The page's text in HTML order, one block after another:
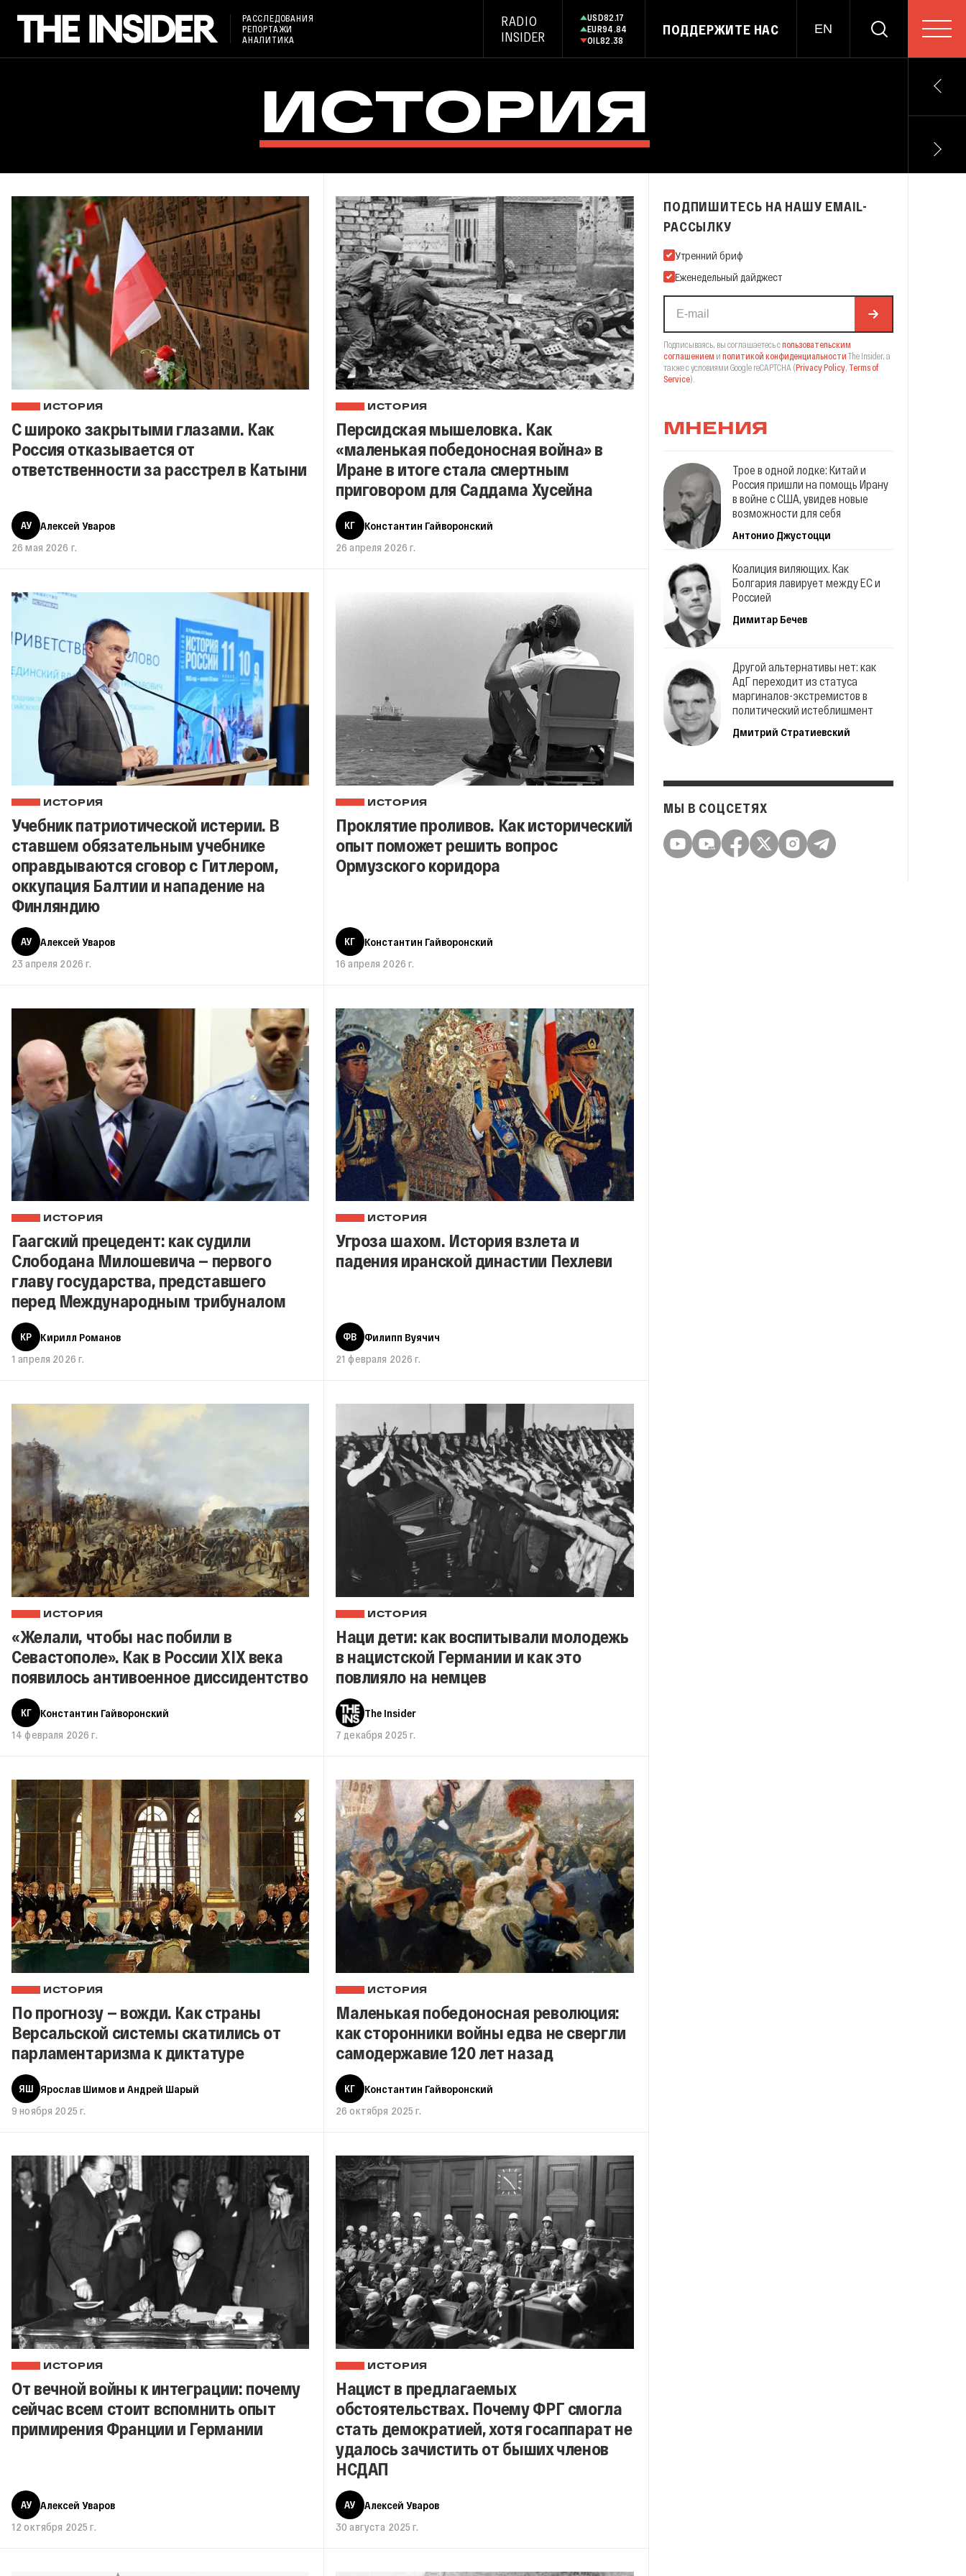
РАССЛЕДОВАНИЯ
РЕПОРТАЖИ
АНАЛИТИКА
RADIO
INSIDER
USD82.17
EUR94.84
OIL82.38
ПОДДЕРЖИТЕ НАС EN
ИСТОРИЯ
ИСТОРИЯ
С широко закрытыми глазами. Как
Россия отказывается от
ответственности за расстрел в Катыни
АУ
Алексей Уваров
26 мая 2026 г.
ИСТОРИЯ
Персидская мышеловка. Как
«маленькая победоносная война» в
Иране в итоге стала смертным
приговором для Саддама Хусейна
КГ
Константин Гайворонский
26 апреля 2026 г.
ИСТОРИЯ
Учебник патриотической истерии. В
ставшем обязательным учебнике
оправдываются сговор с Гитлером,
оккупация Балтии и нападение на
Финляндию
АУ
Алексей Уваров
23 апреля 2026 г.
ИСТОРИЯ
Проклятие проливов. Как исторический
опыт поможет решить вопрос
Ормузского коридора
КГ
Константин Гайворонский
16 апреля 2026 г.
ИСТОРИЯ
Гаагский прецедент: как судили
Слободана Милошевича — первого
главу государства, представшего
перед Международным трибуналом
КР
Кирилл Романов
1 апреля 2026 г.
ИСТОРИЯ
Угроза шахом. История взлета и
падения иранской династии Пехлеви
ФВ
Филипп Вуячич
21 февраля 2026 г.
ИСТОРИЯ
«Желали, чтобы нас побили в
Севастополе». Как в России XIX века
появилось антивоенное диссидентство
КГ
Константин Гайворонский
14 февраля 2026 г.
ИСТОРИЯ
Наци дети: как воспитывали молодежь
в нацистской Германии и как это
повлияло на немцев
The Insider
7 декабря 2025 г.
ИСТОРИЯ
По прогнозу — вожди. Как страны
Версальской системы скатились от
парламентаризма к диктатуре
ЯШ
Ярослав Шимов и Андрей Шарый
9 ноября 2025 г.
ИСТОРИЯ
Маленькая победоносная революция:
как сторонники войны едва не свергли
самодержавие 120 лет назад
КГ
Константин Гайворонский
26 октября 2025 г.
ИСТОРИЯ
От вечной войны к интеграции: почему
сейчас всем стоит вспомнить опыт
примирения Франции и Германии
АУ
Алексей Уваров
12 октября 2025 г.
ИСТОРИЯ
Нацист в предлагаемых
обстоятельствах. Почему ФРГ смогла
стать демократией, хотя госаппарат не
удалось зачистить от быших членов
НСДАП
АУ
Алексей Уваров
30 августа 2025 г.
ПОДПИШИТЕСЬ НА НАШУ EMAIL-
РАССЫЛКУ
Подпишитесь на нашу Email-рассылку
Утренний бриф
Еженедельный дайджест
Подписываясь, вы соглашаетесь спользовательским
соглашением и политикой конфиденциальности The Insider, а
также с условиями Google reCAPTCHA (Privacy Policy, Terms of
Service).
МНЕНИЯ
Трое в одной лодке: Китай и
Россия пришли на помощь Ирану
в войне с США, увидев новые
возможности для себя
Антонио Джустоцци
Коалиция виляющих. Как
Болгария лавирует между ЕС и
Россией
Димитар Бечев
Другой альтернативы нет: как
АдГ переходит из статуса
маргиналов-экстремистов в
политический истеблишмент
Дмитрий Стратиевский
МЫ В СОЦСЕТЯХ